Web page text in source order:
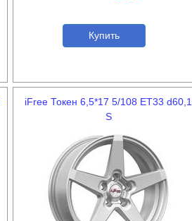
Купить
iFree Токен 6,5*17 5/108 ET33 d60,1
S